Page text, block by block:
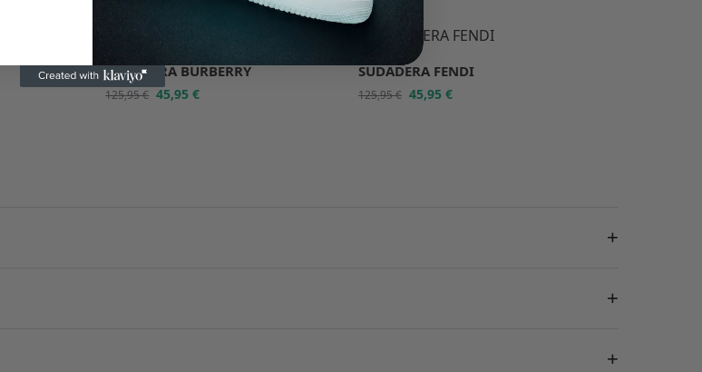
SUDADERA BURBERRY
125,95€ 45,95€
SUDADERA FENDI
125,95€ 45,95€
+
+
+